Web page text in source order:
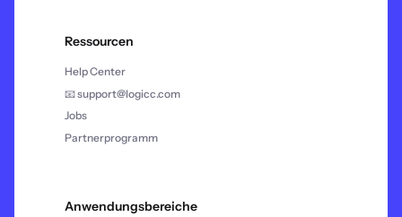
Ressourcen
Help Center
📧 support@logicc.com
Jobs
Partnerprogramm
Anwendungsbereiche